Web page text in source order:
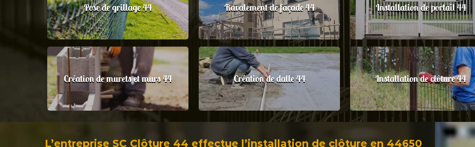
Pose de grillage 44 Ravalement de façade 44 Installation de portail 44
Création de murets et murs 44 Création de dalle 44 Installation de clôture 44
L’entreprise SC Clôture 44 effectue l’installation de clôture en 44650